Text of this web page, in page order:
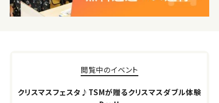
閲覧中のイベント
クリスマスフェスタ♪TSMが贈るクリスマスダブル体験